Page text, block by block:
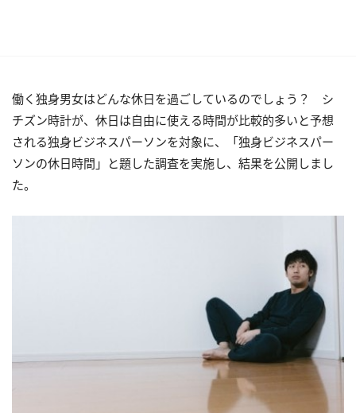
働く独身男女はどんな休日を過ごしているのでしょう？ シ
チズン時計が、休日は自由に使える時間が比較的多いと予想
される独身ビジネスパーソンを対象に、「独身ビジネスパー
ソンの休日時間」と題した調査を実施し、結果を公開しまし
た。